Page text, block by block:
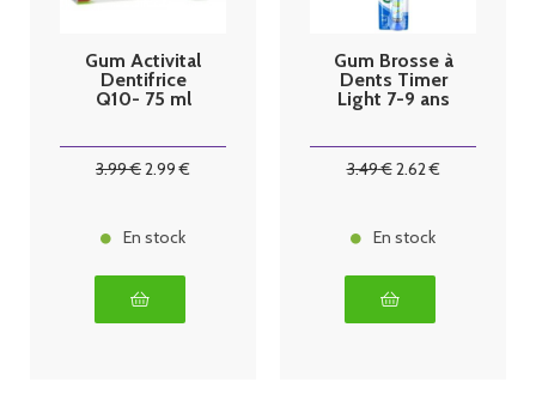
Gum Activital
Dentifrice
Q10- 75 ml
3.99€2.99 €
En stock
Gum Brosse à
Dents Timer
Light 7-9 ans
3.49€2.62€
En stock